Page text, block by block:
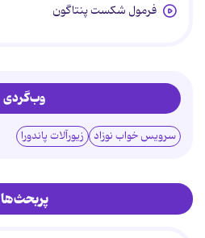
فرمول شکست پنتاگون
وب‌گردی
سرویس خواب نوزاد زیورآلات پاندورا
پربحث‌ها